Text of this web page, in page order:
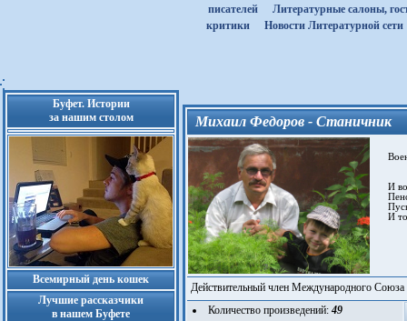
писателей
Литературные салоны,
критики
Новости Литературной сети
Буфет. Истории
за нашим столом
Всемирный день кошек
Лучшие рассказчики
в нашем Буфете
Михаил Федоров - Станичник
И
И
Действительный член Международного
Количество произведений: 49